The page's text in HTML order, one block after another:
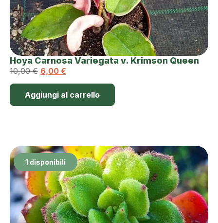
Hoya Carnosa Variegata v. Krimson Queen
10,00€ 6,00 €
Aggiungi al carrello
1 disponibili